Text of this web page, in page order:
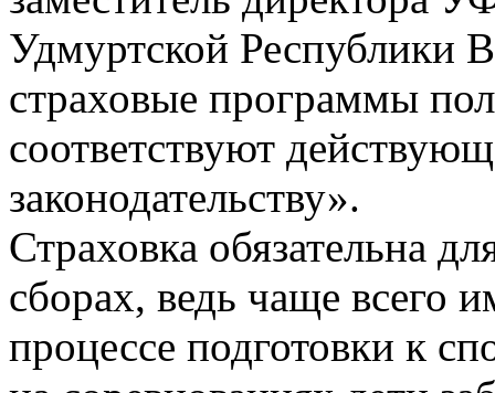
Удмуртской Республики
страховые программы
соответствуют
законодательству».
Страховка обязательна
сборах, ведь чаще всего
процессе подготовки к